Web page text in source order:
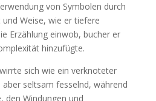
von Symbolen durch
Weise, wie er tiefere
Erzählung einwob, bucher er
hinzufügte.
sich wie ein verknoteter
aber seltsam fesselnd, während
den Windungen und